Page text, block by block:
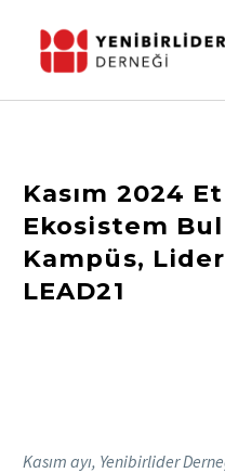
Kasım 2024
Ekosistem
Kampüs,
LEAD21
Kasım ayı, Yenibirlider